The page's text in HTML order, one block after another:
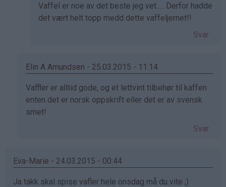
bekreftet)
Som
svar
Blikfeldt
bekreftet)
Vaffel er noe av det beste jeg vet..... Derfor hadde
det vært helt topp medd dette vaffeljernet!!
Svar
Elin A Amundsen - 25.03.2015 - 11:14
Som
svar
på
bekreftet)
Vaffler er alltid gode, og et lettvint tilbehør til kaffen
enten det er norsk oppskrift eller det er av svensk
smet!
Svar
Eva-Marie - 24.03.2015 - 00:44
Ja takk skal spise vafler hele onsdag må du vite ;)